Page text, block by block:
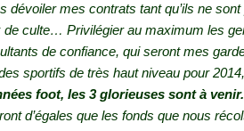
dévoiler mes contrats tant qu’ils ne
de culte… Privilégier au maximum les
de confiance, qui seront mes
sportifs de très haut niveau pour
foot, les 3 glorieuses sont à venir.
d’égales que les fonds que nous